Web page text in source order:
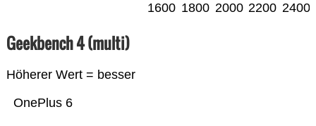
1600 1800 2000 2200 2400
Geekbench 4 (multi)
Höherer Wert = besser
OnePlus 6